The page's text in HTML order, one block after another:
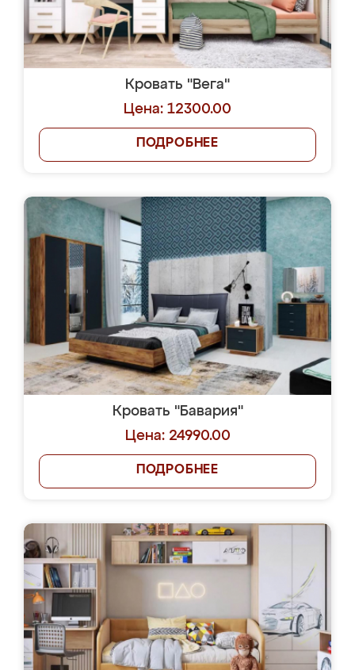
Кровать "Вега"
Цена: 12300.00
ПОДРОБНЕЕ
Кровать "Бавария"
Цена: 24990.00
ПОДРОБНЕЕ